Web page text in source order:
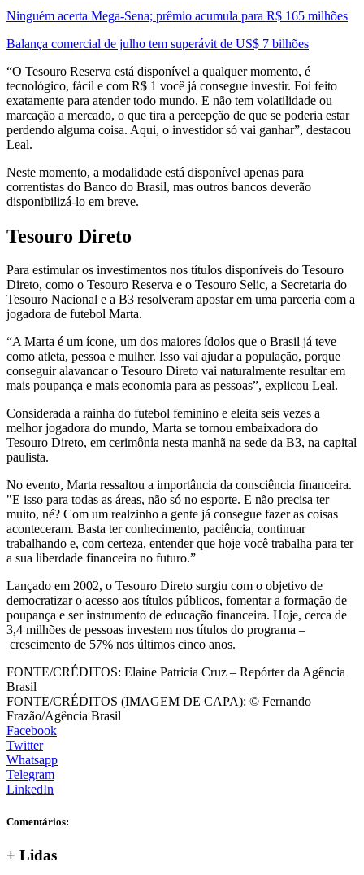
Ninguém acerta Mega-Sena; prêmio acumula para R$ 165 milhões
Balança comercial de julho tem superávit de US$ 7 bilhões
“O Tesouro Reserva está disponível a qualquer momento, é
tecnológico, fácil e com R$ 1 você já consegue investir. Foi feito
exatamente para atender todo mundo. E não tem volatilidade ou
marcação a mercado, o que tira a percepção de que se poderia estar
perdendo alguma coisa. Aqui, o investidor só vai ganhar”, destacou
Leal.
Neste momento, a modalidade está disponível apenas para
correntistas do Banco do Brasil, mas outros bancos deverão
disponibilizá-lo em breve.
Tesouro Direto
Para estimular os investimentos nos títulos disponíveis do Tesouro
Direto, como o Tesouro Reserva e o Tesouro Selic, a Secretaria do
Tesouro Nacional e a B3 resolveram apostar em uma parceria com a
jogadora de futebol Marta.
“A Marta é um ícone, um dos maiores ídolos que o Brasil já teve
como atleta, pessoa e mulher. Isso vai ajudar a população, porque
conseguir alavancar o Tesouro Direto vai naturalmente resultar em
mais poupança e mais economia para as pessoas”, explicou Leal.
Considerada a rainha do futebol feminino e eleita seis vezes a
melhor jogadora do mundo, Marta se tornou embaixadora do
Tesouro Direto, em cerimônia nesta manhã na sede da B3, na capital
paulista.
No evento, Marta ressaltou a importância da consciência financeira.
"E isso para todas as áreas, não só no esporte. E não precisa ter
muito, né? Com um realzinho a gente já consegue fazer as coisas
aconteceram. Basta ter conhecimento, paciência, continuar
trabalhando e, com certeza, entender que hoje você trabalha para ter
a sua liberdade financeira no futuro.”
Lançado em 2002, o Tesouro Direto surgiu com o objetivo de
democratizar o acesso aos títulos públicos, fomentar a formação de
poupança e ser instrumento de educação financeira. Hoje, cerca de
3,4 milhões de pessoas investem nos títulos do programa –
crescimento de 57% nos últimos cinco anos.
FONTE/CRÉDITOS: Elaine Patricia Cruz – Repórter da Agência
Brasil
FONTE/CRÉDITOS (IMAGEM DE CAPA): © Fernando
Frazão/Agência Brasil
Facebook
Twitter
Whatsapp
Telegram
LinkedIn
Comentários:
+ Lidas